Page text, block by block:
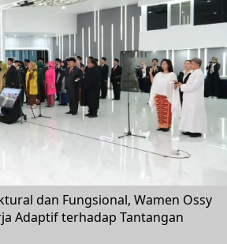
dan Fungsional, Wamen Ossy
Adaptif terhadap Tantangan